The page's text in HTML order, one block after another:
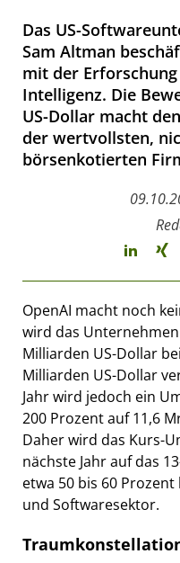
Das US-
Sam Altman
mit der
Intelligenz. Die
US-Dollar macht
der wertvollsten,
börsenkotierten
OpenAI macht noch
wird das
Milliarden US-Dollar
Milliarden US-Dollar
Jahr wird jedoch ein
200 Prozent auf 11,6
Daher wird das Kurs-
nächste Jahr auf das
etwa 50 bis 60
und Softwaresektor.